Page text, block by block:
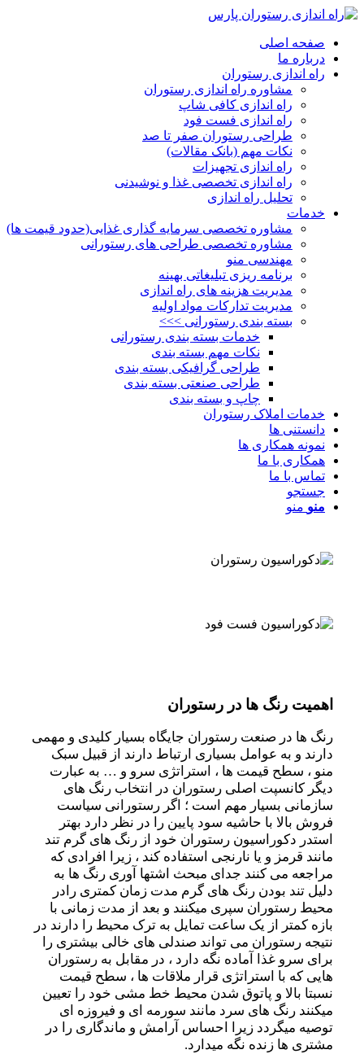
صفحه اصلی
درباره ما
راه اندازی رستوران
مشاوره راه اندازی رستوران
راه اندازی کافی شاپ
راه اندازی فست فود
طراحی رستوران صفر تا صد
نکات مهم (بانک مقالات)
راه اندازی تجهیزات
راه اندازی تخصصی غذا و نوشیدنی
تحلیل راه اندازی
خدمات
مشاوره تخصصی سرمایه گذاری غذایی(حدود قیمت ها)
مشاوره تخصصی طراحی های رستورانی
مهندسی منو
برنامه ریزی تبلیغاتی بهینه
مدیریت هزینه های راه اندازی
مدیریت تدارکات مواد اولیه
بسته بندی رستورانی >>>
خدمات بسته بندی رستورانی
نکات مهم بسته بندی
طراحی گرافیکی بسته بندی
طراحی صنعتی بسته بندی
چاپ و بسته بندی
خدمات املاک رستوران
دانستنی ها
نمونه همکاری ها
همکاری با ما
تماس با ما
جستجو
منو منو
اهمیت رنگ ها در رستوران
رنگ ها در صنعت رستوران جایگاه بسیار کلیدی و مهمی
دارند و به عوامل بسیاری ارتباط دارند از قبیل سبک
منو ، سطح قیمت ها ، استراتژی سرو و … به عبارت
دیگر کانسپت اصلی رستوران در انتخاب رنگ های
سازمانی بسیار مهم است ؛ اگر رستورانی سیاست
فروش بالا با حاشیه سود پایین را در نظر دارد بهتر
استدر دکوراسیون رستوران خود از رنگ های گرم تند
مانند قرمز و یا نارنجی استفاده کند ، زیرا افرادی که
مراجعه می کنند جدای مبحث اشتها آوری رنگ ها به
دلیل تند بودن رنگ های گرم مدت زمان کمتری رادر
محیط رستوران سپری میکنند و بعد از مدت زمانی با
بازه کمتر از یک ساعت تمایل به ترک محیط را دارند در
نتیجه رستوران می تواند صندلی های خالی بیشتری را
برای سرو غذا آماده نگه دارد ، در مقابل به رستوران
هایی که با استراتژی قرار ملاقات ها ، سطح قیمت
نسبتا بالا و پاتوق شدن محیط خط مشی خود را تعیین
میکنند رنگ های سرد مانند سورمه ای و فیروزه ای
توصیه میگردد زیرا احساس آرامش و ماندگاری را در
مشتری ها زنده نگه میدارد.